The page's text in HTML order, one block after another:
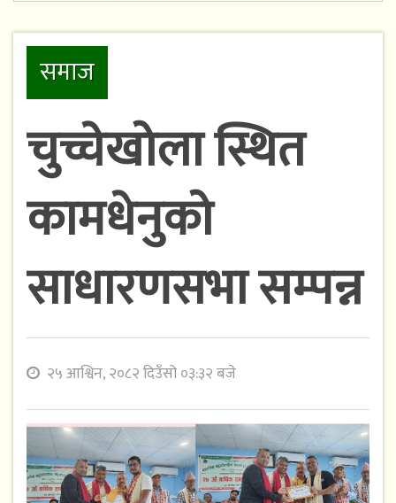
समाज
चुच्चेखोला स्थित
कामधेनुको
साधारणसभा सम्पन्न
२५ आश्विन, २०८२ दिउँसो ०३:३२ बजे